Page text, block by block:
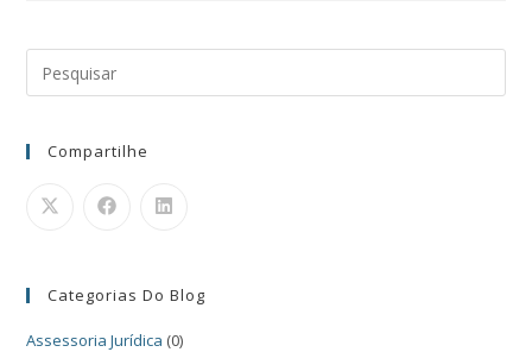
Compartilhe
Categorias Do Blog
Assessoria Jurídica (0)